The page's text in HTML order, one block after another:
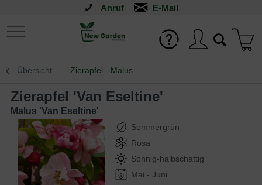
Anruf
Übersicht Zierapfel - Malus
Zierapfel 'Van Eseltine'
Malus 'Van Eseltine'
Sommergrün
Rosa
Sonnig-halbschattig
Mai - Juni